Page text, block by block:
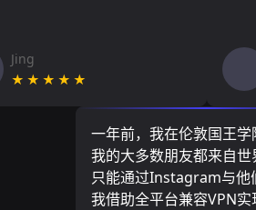
Jing
★★★★★
一年前，我在伦敦国王学
我的大多数朋友都来自世
只能通过Instagram与他
我借助全平台兼容VPN